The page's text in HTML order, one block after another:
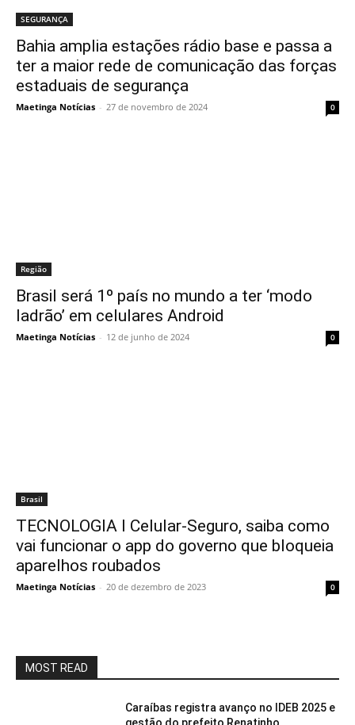
SEGURANÇA
Bahia amplia estações rádio base e passa a
ter a maior rede de comunicação das forças
estaduais de segurança
Maetinga Notícias - 27 de novembro de 2024 0
Região
Brasil será 1º país no mundo a ter ‘modo
ladrão’ em celulares Android
Maetinga Notícias - 12 de junho de 2024 0
Brasil
TECNOLOGIA l Celular-Seguro, saiba como
vai funcionar o app do governo que bloqueia
aparelhos roubados
Maetinga Notícias - 20 de dezembro de 2023 0
MOST READ
Caraíbas registra avanço no IDEB 2025 e